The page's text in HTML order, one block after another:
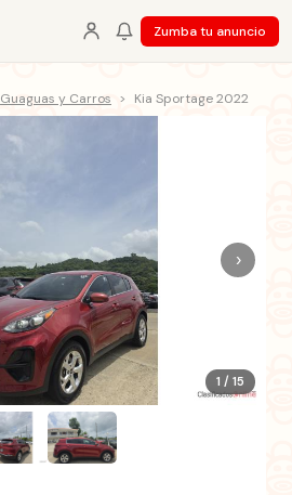
Zumba tu anuncio
Guaguas y Carros > Kia Sportage 2022
1 / 15
›